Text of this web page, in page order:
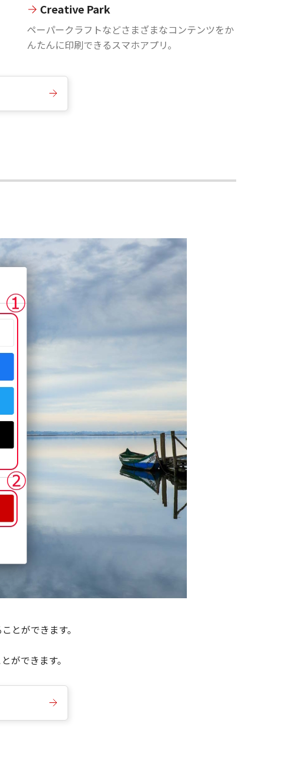
Creative Park
ペーパークラフトなどさまざまなコンテンツをか
んたんに印刷できるスマホアプリ。
とができます。
ができます。